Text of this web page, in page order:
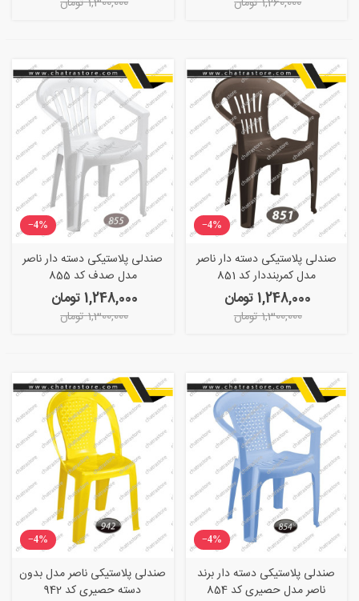
‎−4%
صندلی پلاستیکی دسته دار ناصر
مدل کمربنددار کد 851
1,248,000 تومان
1,300,000 تومان
‎−4%
صندلی پلاستیکی دسته دار ناصر
مدل صدف کد 855
1,248,000 تومان
1,300,000 تومان
‎−4%
صندلی پلاستیکی دسته دار برند
ناصر مدل حصیری کد 854
‎−4%
صندلی پلاستیکی ناصر مدل بدون
دسته حصیری کد 942